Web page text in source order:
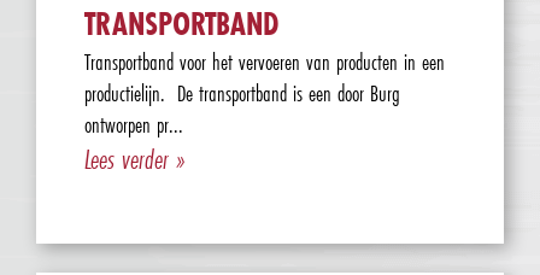
TRANSPORTBAND
Transportband voor het vervoeren van producten in een
productielijn. De transportband is een door Burg
ontworpen pr...
Lees verder »